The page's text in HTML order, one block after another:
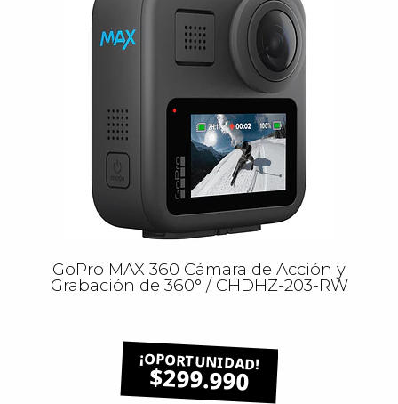
GoPro MAX 360 Cámara de Acción y
Grabación de 360° / CHDHZ-203-RW
$299.990